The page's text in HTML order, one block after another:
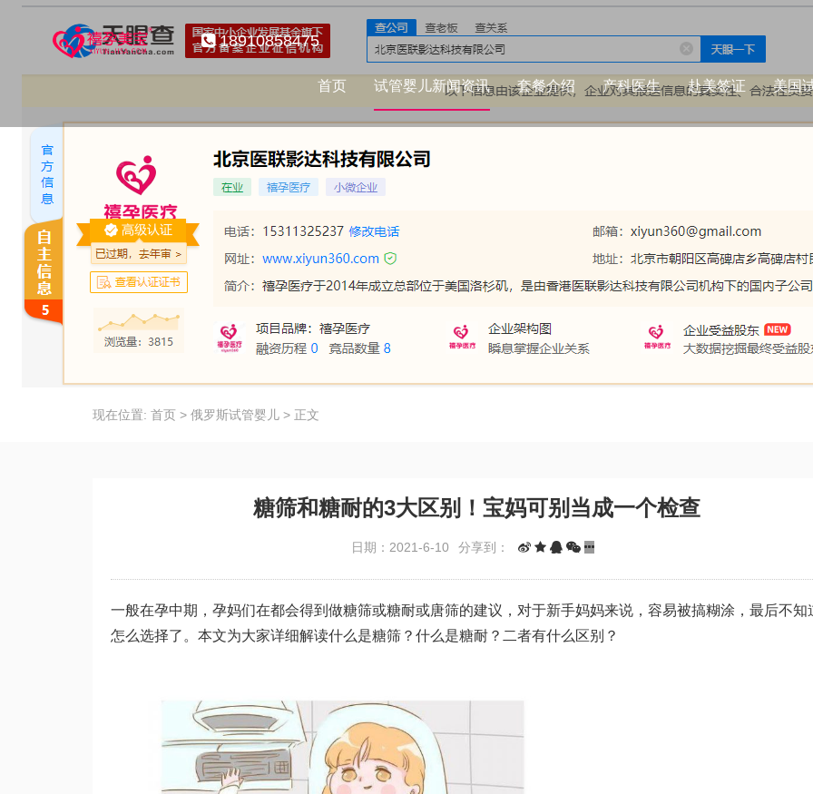
18910858475
首页 试管婴儿新闻资讯 套餐介绍 产科医生 赴美签证 美国
现在位置: 首页 > 俄罗斯试管婴儿 > 正文
糖筛和糖耐的3大区别！宝妈可别当成一个检查
日期：2021-6-10 分享到：
一般在孕中期，孕妈们在都会得到做糖筛或糖耐或唐筛的建议，对于新手妈妈来说，容易被搞糊涂，最后不知
怎么选择了。本文为大家详细解读什么是糖筛？什么是糖耐？二者有什么区别？